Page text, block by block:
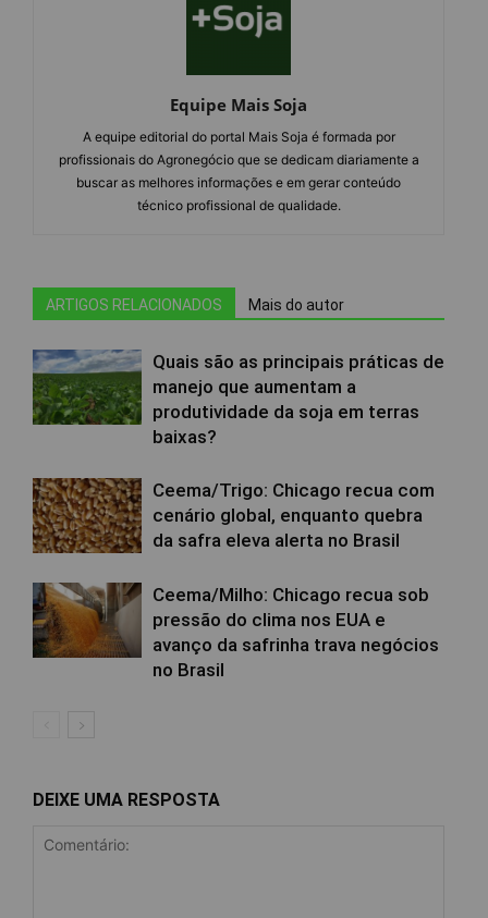
Equipe Mais Soja
A equipe editorial do portal Mais Soja é formada por
profissionais do Agronegócio que se dedicam diariamente a
buscar as melhores informações e em gerar conteúdo
técnico profissional de qualidade.
ARTIGOS RELACIONADOS Mais do autor
Quais são as principais práticas de
manejo que aumentam a
produtividade da soja em terras
baixas?
Ceema/Trigo: Chicago recua com
cenário global, enquanto quebra
da safra eleva alerta no Brasil
Ceema/Milho: Chicago recua sob
pressão do clima nos EUA e
avanço da safrinha trava negócios
no Brasil
DEIXE UMA RESPOSTA